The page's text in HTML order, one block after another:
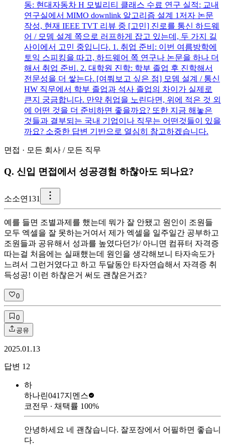
동: 현대자동차 H 모빌리티 클래스 수료 연구 실적: 교내
연구실에서 MIMO downlink 알고리즘 설계 1저자 논문
작성, 현재 IEEE TVT 리뷰 중 [고민] 진로를 통신 하드웨
어 / 모뎀 설계 쪽으로 러프하게 잡고 있는데, 두 가지 길
사이에서 고민 중입니다. 1. 취업 준비: 이번 여름방학에
토익 스피킹을 따고, 하드웨어 쪽 연구나 논문을 하나 더
해서 취업 준비. 2. 대학원 진학: 학부 졸업 후 진학해서
전문성을 더 쌓는다. [여쭤보고 싶은 점] 모뎀 설계 / 통신
HW 직무에서 학부 졸업과 석사 졸업의 차이가 실제로
큰지 궁금합니다. 만약 취업을 노린다면, 위에 적은 것 외
에 어떤 것을 더 준비하면 좋을까요? 또한 지금 해놓은
것들과 결부되는 국내 기업이나 직무는 어떤것들이 있을
까요? 소중한 답변 기반으로 열심히 참고하겠습니다.
면접 · 모든 회사 / 모든 직무
Q. 신입 면접에서 성공경험 하찮아도 되나요?
소소연131
예를 들면 조별과제를 했는데 뭐가 잘 안됐고 원인이 조원들
모두 엑셀을 잘 못하는거여서 제가 엑셀을 일주일간 공부하고
조원들과 공유해서 성과를 높였다던가/ 아니면 컴퓨터 자격증
따는걸 처음에는 실패했는데 원인을 생각해보니 타자속도가
느려서 그런거였다고 하고 두달동안 타자연습해서 자격증 취
득성공! 이런 하찮은거 써도 괜찮은거죠?
0
0
공유
2025.01.13
답변 12
하
하나린0417지멘스
코전무 ∙ 채택률 100%
안녕하세요 네 괜찮습니다. 잘포장에서 어필하면 좋습니
다.